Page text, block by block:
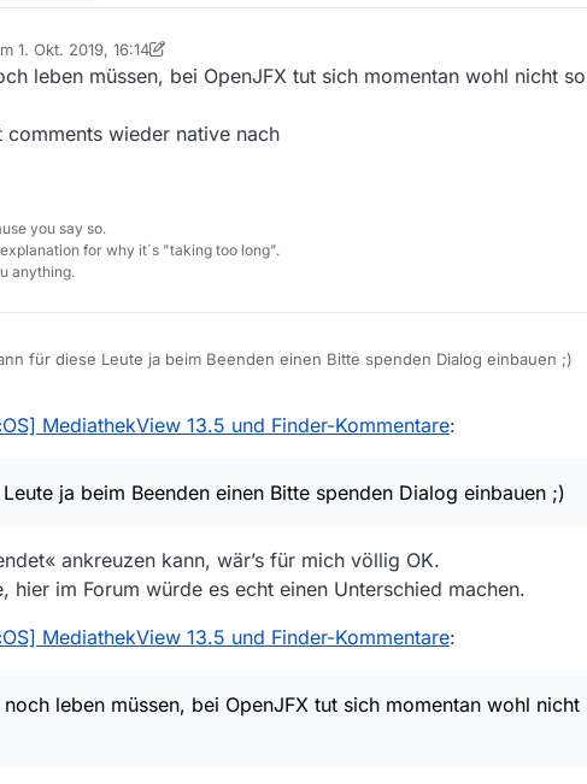
1. Okt. 2019, 16:14
von DerReisende77
leben müssen, bei OpenJFX tut sich momentan wohl nicht
wieder native nach
you say so.
for why it´s "taking too long".
anything.
für diese Leute ja beim Beenden einen Bitte spenden Dialog einbauen ;)
MediathekView 13.5 und Finder-Kommentare:
ja beim Beenden einen Bitte spenden Dialog einbauen ;)
ankreuzen kann, wär’s für mich völlig OK.
hier im Forum würde es echt einen Unterschied machen.
MediathekView 13.5 und Finder-Kommentare:
leben müssen, bei OpenJFX tut sich momentan wohl